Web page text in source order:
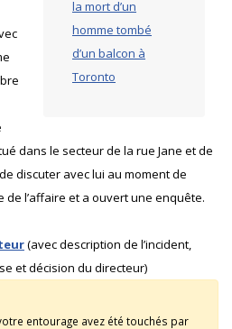
la mort d’un
homme tombé
d’un balcon à
Toronto
dans le secteur de la rue Jane et de
discuter avec lui au moment de
de l’affaire et a ouvert une enquête.
(avec description de l’incident,
et décision du directeur)
entourage avez été touchés par